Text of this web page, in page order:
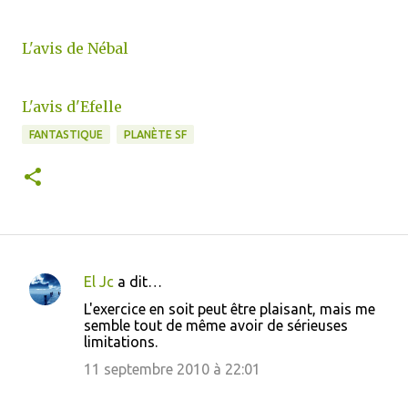
L'avis de Nébal
L'avis d'Efelle
FANTASTIQUE PLANÈTE SF
C
El Jc a dit…
L'exercice en soit peut être plaisant, mais me
semble tout de même avoir de sérieuses
limitations.
11 septembre 2010 à 22:01